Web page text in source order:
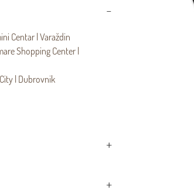
Centar | Varaždin
Shopping Center |
| Dubrovnik